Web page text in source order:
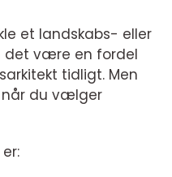
et landskabs- eller
det være en fordel
tidligt. Men
når du vælger